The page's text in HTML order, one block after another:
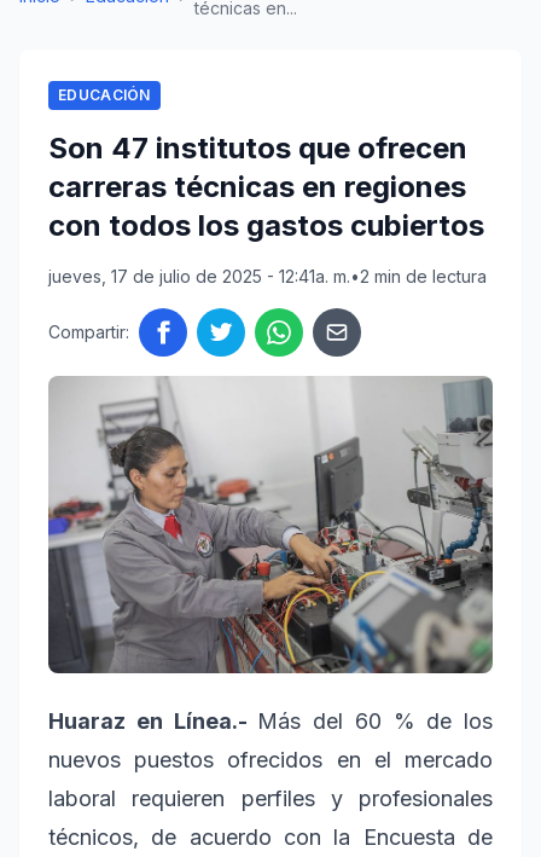
técnicas en...
EDUCACIÓN
Son 47 institutos que ofrecen
carreras técnicas en regiones
con todos los gastos cubiertos
jueves, 17 de julio de 2025 - 12:41a. m.•2 min de lectura
Compartir:
Huaraz en Línea.- Más del 60 % de los
nuevos puestos ofrecidos en el mercado
laboral requieren perfiles y profesionales
técnicos, de acuerdo con la Encuesta de